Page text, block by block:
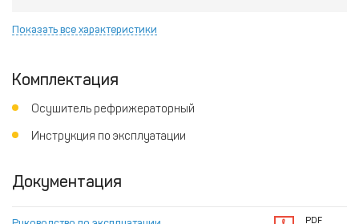
Показать все характеристики
Комплектация
Осушитель рефрижераторный
Инструкция по эксплуатации
Документация
PDF